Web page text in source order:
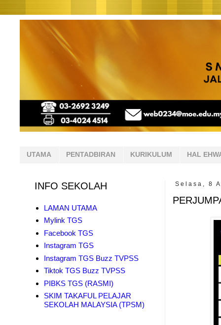
UTAMA PENTADBIRAN KURIKULUM HAL
Selasa, 8
INFO SEKOLAH
LAMAN UTAMA
Mylink TGS
Facebook TGS
Instagram TGS
Instagram TGS Buzz TVPSS
Tiktok TGS Buzz TVPSS
PIBKS TGS (RASMI)
SKIM TAKAFUL PELAJAR
SEKOLAH MALAYSIA (TPSM)